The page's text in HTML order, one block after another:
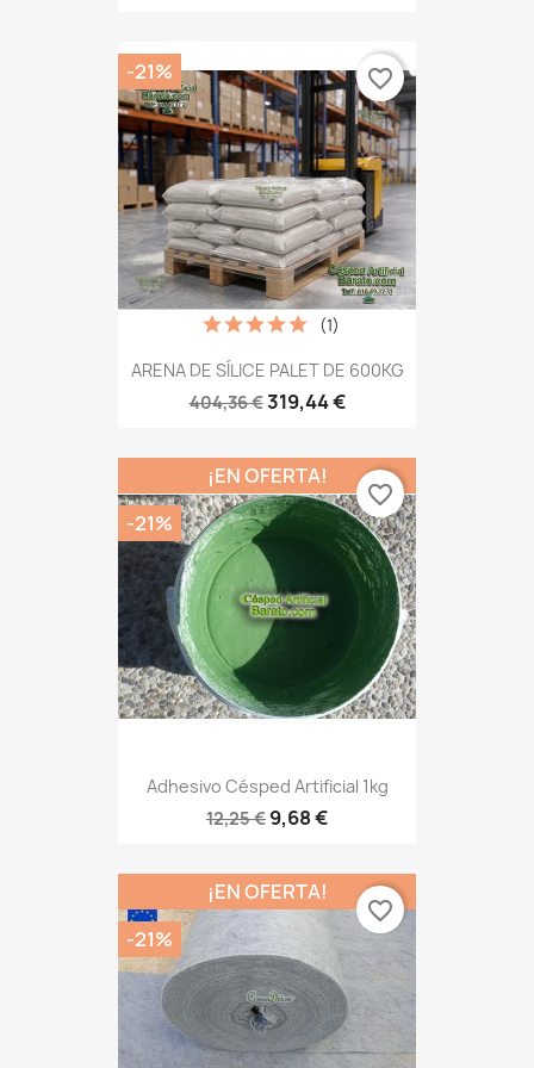
ARENA DE SÍLICE PALET DE 600KG
404,36 €319,44 €
(1)
-21% favorite_border
Adhesivo Césped Artificial 1kg
12,25 € 9,68 €
¡EN OFERTA!
-21%
favorite_border
¡EN OFERTA!
-21%
favorite_border